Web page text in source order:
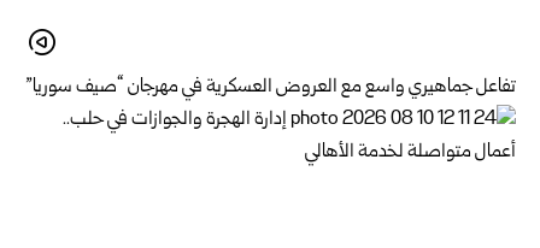
تفاعل جماهيري واسع مع العروض العسكرية في مهرجان “صيف سوريا”